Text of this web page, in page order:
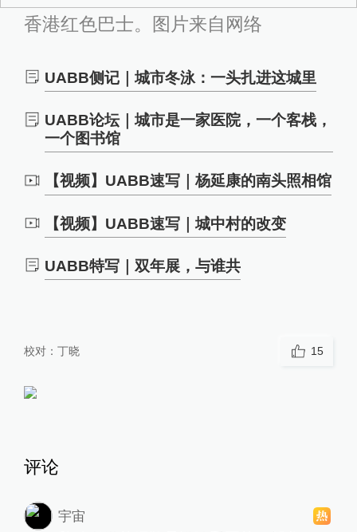
香港红色巴士。图片来自网络
UABB侧记｜城市冬泳：一头扎进这城里
UABB论坛｜城市是一家医院，一个客栈，
一个图书馆
【视频】UABB速写｜杨延康的南头照相馆
【视频】UABB速写｜城中村的改变
UABB特写｜双年展，与谁共
校对： 丁晓 15
评论
宇宙